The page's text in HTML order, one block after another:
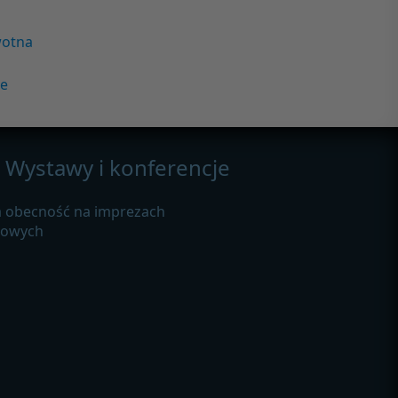
Wystawy i konferencje
obecność na imprezach